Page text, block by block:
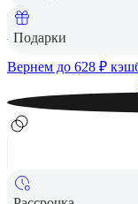
Подарки
40 290 ₽
31 390 ₽
Вернем до 628 ₽